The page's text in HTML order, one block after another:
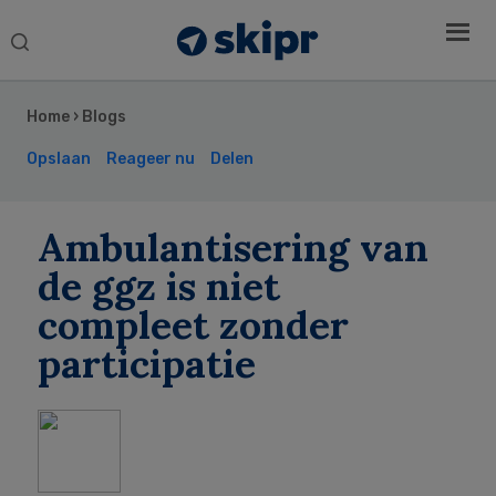
Search
Home › Blogs
Opslaan Reageer nu Delen
Ambulantisering van
de ggz is niet
compleet zonder
participatie
Sidebar